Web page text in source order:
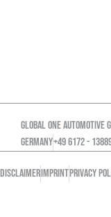
GLOBAL ONE AUTOMOTIVE
GERMANY+49 6172 -
DISCLAIMERIMPRINTPRIVACY